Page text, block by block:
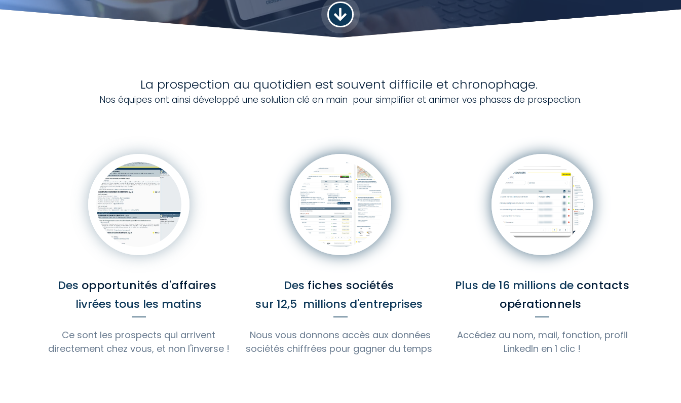
La prospection au quotidien est souvent difficile et chronophage.
Nos équipes ont ainsi développé une solution clé en main pour simplifier et animer vos phases de prospection.
Des opportunités d'affaires
livrées tous les matins
Ce sont les prospects qui arrivent
directement chez vous, et non l'inverse !
Des fiches sociétés
sur 12,5 millions d'entreprises
Nous vous donnons accès aux données
sociétés chiffrées pour gagner du temps
Plus de 16 millions de contacts
opérationnels
Accédez au nom, mail, fonction, profil
LinkedIn en 1 clic !